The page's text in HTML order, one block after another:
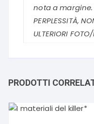
nota a margine.
PERPLESSITÀ,
ULTERIORI
PRODOTTI